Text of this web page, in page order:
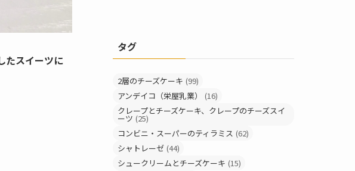
たスイーツに
タグ
2層のチーズケーキ (99)
アンデイコ（栄屋乳業）
(16)
クレープとチーズケーキ、クレープのチーズスイ
ーツ (25)
コンビニ・スーパーのティラミス (62)
シャトレーゼ (44)
シュークリームとチーズケーキ (15)